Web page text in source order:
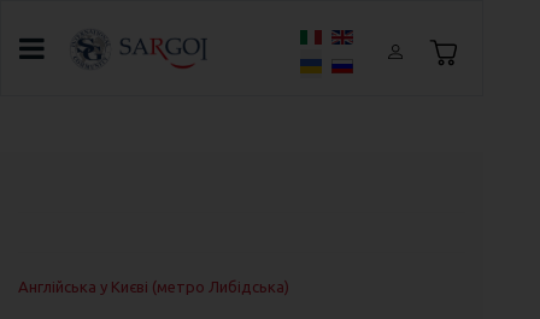
Оберіть свою мову
Англійська у Києві (метро Либідська)